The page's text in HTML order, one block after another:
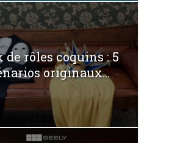
de rôles coquins : 5
originaux...